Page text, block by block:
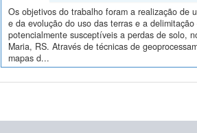
Os objetivos do trabalho foram a realização de
e da evolução do uso das terras e a
potencialmente susceptíveis a perdas de solo,
Maria, RS. Através de técnicas de
mapas d...